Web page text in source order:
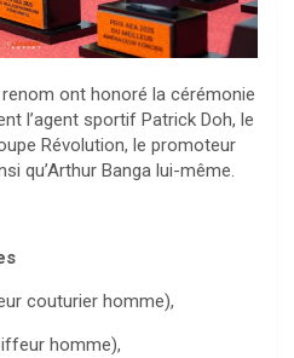
ont honoré la cérémonie
l’agent sportif Patrick Doh, le
Révolution, le promoteur
qu’Arthur Banga lui-même.
couturier homme),
homme),